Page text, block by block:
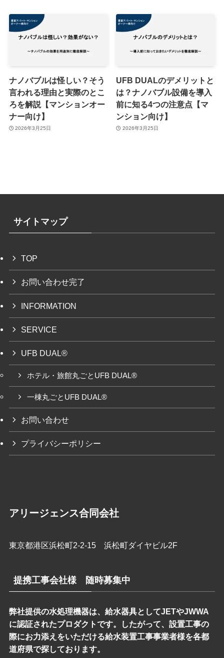
ナノバブルは怪しい？そう
言われる理由と実際のとこ
ろを解説【マンションオー
ナー向け】
2026年3月25日
UFB DUALのデメリットと
は？ナノバブル設備を導入
前に知る4つの注意点【マ
ンション向け】
2026年3月25日
サイトマップ
TOP
お問い合わせ完了
INFORMATION
SERVICE
UFB DUAL®
ホテル・旅館丸ごとUFB DUAL®
一棟丸ごとUFB DUAL®
お問い合わせ
プライバシーポリシー
アリージェンス合同会社
東京都港区浜松町2-2-15 浜松町ダイヤビル2F
提携工事会社様 随時募集中
弊社提供の水処理機器は、給水器具としてJETやJWWA
に認証されたプロダクトです。したがって、設置工事の
際にお力添えをいただける給水装置工事事業者様を各都
道府県で探しております。